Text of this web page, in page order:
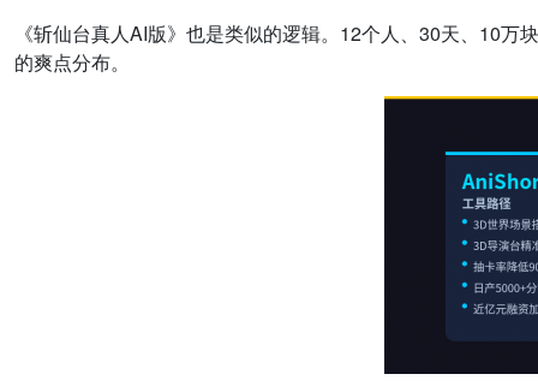
《斩仙台真人AI版》也是类似的逻辑。12个人、30天、10
的爽点分布。